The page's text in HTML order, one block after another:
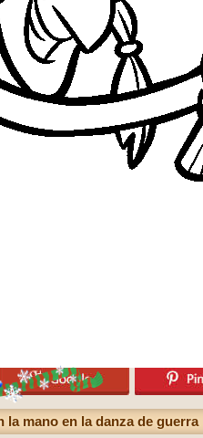
mano en la danza de guerra